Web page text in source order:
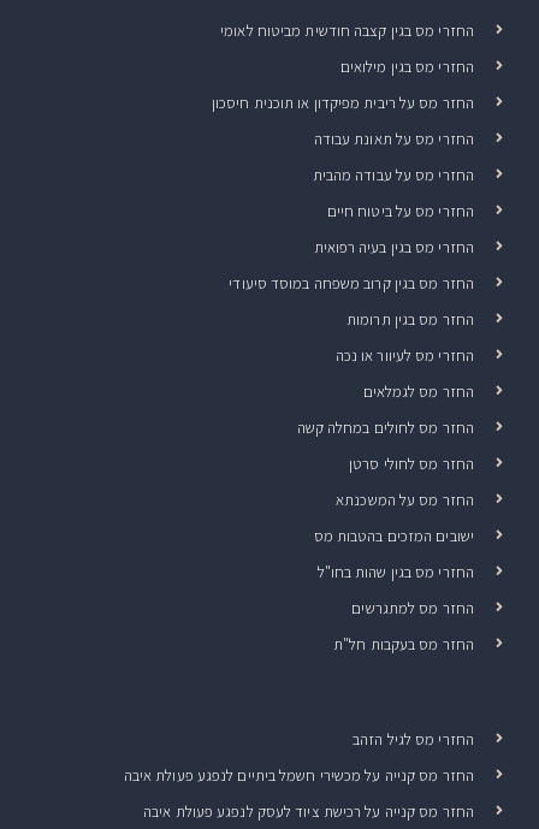
החזרי מס בגין קצבה חודשית מביטוח לאומי
החזרי מס בגין מילואים
החזר מס על ריבית מפיקדון או תוכנית חיסכון
החזרי מס על תאונת עבודה
החזרי מס על עבודה מהבית
החזרי מס על ביטוח חיים
החזרי מס בגין בעיה רפואית
החזר מס בגין קרוב משפחה במוסד סיעודי
החזר מס בגין תרומות
החזרי מס לעיוור או נכה
החזר מס לגמלאים
החזר מס לחולים במחלה קשה
החזר מס לחולי סרטן
החזר מס על המשכנתא
ישובים המזכים בהטבות מס
החזרי מס בגין שהות בחו"ל
החזר מס למתגרשים
החזר מס בעקבות חל"ת
החזרי מס לגיל הזהב
החזר מס קנייה על מכשירי חשמל ביתיים לנפגע פעולת איבה
החזר מס קנייה על רכישת ציוד לעסק לנפגע פעולת איבה